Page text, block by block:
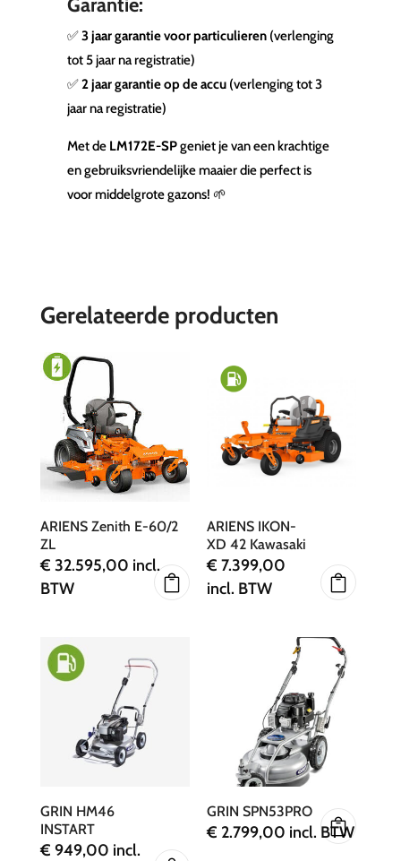
✅3 jaar garantie voor particulieren(verlenging
tot 5 jaar na registratie)
✅2 jaar garantie op de accu(verlenging tot 3
jaar na registratie)
Met de LM172E-SPgeniet je van een krachtige
en gebruiksvriendelijke maaier die perfect is
voor middelgrote gazons! 🌱
Gerelateerde producten
ARIENS Zenith E-60/2
ZL
€ 32.595,00 incl.
BTW
ARIENS IKON-
XD 42 Kawasaki
€ 7.399,00
incl. BTW
GRIN HM46
INSTART
€ 949,00 incl.
GRIN SPN53PRO
€ 2.799,00 incl. BTW